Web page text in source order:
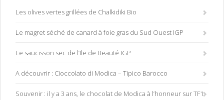
Les olives vertes grillées de Chalkidiki Bio
Le magret séché de canard à foie gras du Sud Ouest IGP
Le saucisson sec de l’Ile de Beauté IGP
A découvrir : Cioccolato di Modica – Tipico Barocco
Souvenir : il y a 3 ans, le chocolat de Modica à l’honneur sur TF1